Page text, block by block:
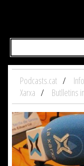
Podcasts.cat
Xarxa
Butlletins